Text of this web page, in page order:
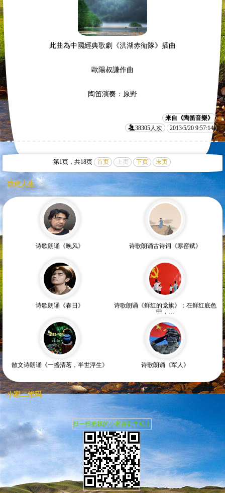
此曲為中國經典歌劇《洪湖赤衛隊》插曲
歐陽叔謙作曲
陶笛演奏：原野
来自《陶笛音樂》
38305人次 2013/5/20 9:57:14
第1页，共18页 首页 上页 下页 末页
诗意人生
诗歌朗诵《晚风》 诗歌朗诵古诗词《寒窑赋》
诗歌朗诵《春日》
诗歌朗诵《鲜红的党旗》：在鲜红底色
中，…
散文诗朗诵《一盏清茗，半世浮生》 诗歌朗诵《军人》
小家二维码
扫一扫把我的小家弄到手机上